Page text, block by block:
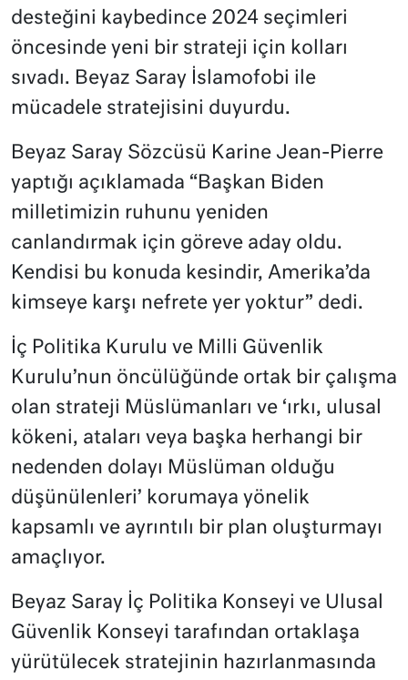
desteğini kaybedince 2024 seçimleri
öncesinde yeni bir strateji için kolları
sıvadı. Beyaz Saray İslamofobi ile
mücadele stratejisini duyurdu.
Beyaz Saray Sözcüsü Karine Jean-Pierre
yaptığı açıklamada “Başkan Biden
milletimizin ruhunu yeniden
canlandırmak için göreve aday oldu.
Kendisi bu konuda kesindir, Amerika’da
kimseye karşı nefrete yer yoktur” dedi.
İç Politika Kurulu ve Milli Güvenlik
Kurulu’nun öncülüğünde ortak bir çalışma
olan strateji Müslümanları ve ‘ırkı, ulusal
kökeni, ataları veya başka herhangi bir
nedenden dolayı Müslüman olduğu
düşünülenleri’ korumaya yönelik
kapsamlı ve ayrıntılı bir plan oluşturmayı
amaçlıyor.
Beyaz Saray İç Politika Konseyi ve Ulusal
Güvenlik Konseyi tarafından ortaklaşa
yürütülecek stratejinin hazırlanmasında